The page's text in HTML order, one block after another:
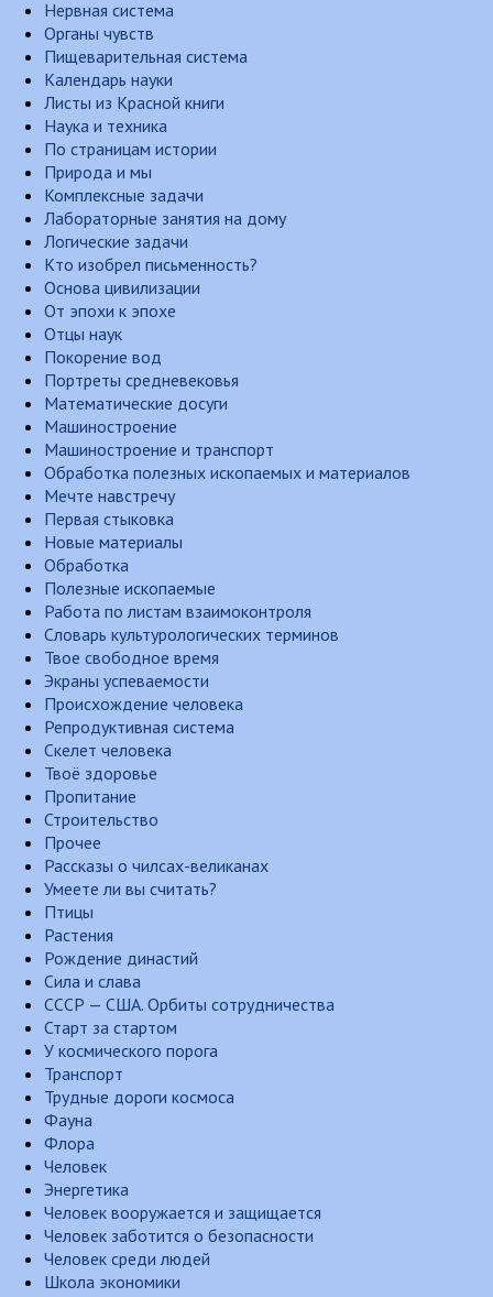
Нервная система
Органы чувств
Пищеварительная система
Календарь науки
Листы из Красной книги
Наука и техника
По страницам истории
Природа и мы
Комплексные задачи
Лабораторные занятия на дому
Логические задачи
Кто изобрел письменность?
Основа цивилизации
От эпохи к эпохе
Отцы наук
Покорение вод
Портреты средневековья
Математические досуги
Машиностроение
Машиностроение и транспорт
Обработка полезных ископаемых и материалов
Мечте навстречу
Первая стыковка
Новые материалы
Обработка
Полезные ископаемые
Работа по листам взаимоконтроля
Словарь культурологических терминов
Твое свободное время
Экраны успеваемости
Происхождение человека
Репродуктивная система
Скелет человека
Твоё здоровье
Пропитание
Строительство
Прочее
Рассказы о чилсах-великанах
Умеете ли вы считать?
Птицы
Растения
Рождение династий
Сила и слава
СССР — США. Орбиты сотрудничества
Старт за стартом
У космического порога
Транспорт
Трудные дороги космоса
Фауна
Флора
Человек
Энергетика
Человек вооружается и защищается
Человек заботится о безопасности
Человек среди людей
Школа экономики